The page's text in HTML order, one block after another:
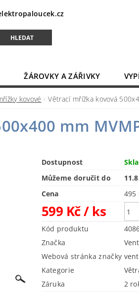
ŽÁROVKY A ZÁŘIVKY
kovové Větrací mřížka kovová
mm
Dostupnost
Můžeme doručit do
Cena
599 Kč/ ks
Kód produktu
Značka
Webová stránka značky
Kategorie
Záruka
2